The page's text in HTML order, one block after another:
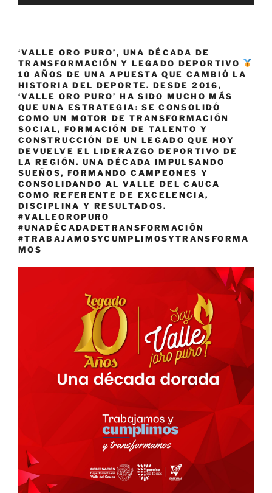
‘VALLE ORO PURO’, UNA DÉCADA DE
TRANSFORMACIÓN Y LEGADO DEPORTIVO
10 AÑOS DE UNA APUESTA QUE CAMBIÓ LA
HISTORIA DEL DEPORTE. DESDE 2016,
‘VALLE ORO PURO’ HA SIDO MUCHO MÁS
QUE UNA ESTRATEGIA: SE CONSOLIDÓ
COMO UN MOTOR DE TRANSFORMACIÓN
SOCIAL, FORMACIÓN DE TALENTO Y
CONSTRUCCIÓN DE UN LEGADO QUE HOY
DEVUELVE EL LIDERAZGO DEPORTIVO DE
LA REGIÓN. UNA DÉCADA IMPULSANDO
SUEÑOS, FORMANDO CAMPEONES Y
CONSOLIDANDO AL VALLE DEL CAUCA
COMO REFERENTE DE EXCELENCIA,
DISCIPLINA Y RESULTADOS.
#VALLEOROPURO
#UNADÉCADADETRANSFORMACIÓN
#TRABAJAMOSYCUMPLIMOSYTRANSFORMA
MOS